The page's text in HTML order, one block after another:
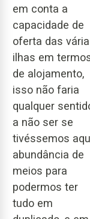
em conta a
capacidade de
oferta das
ilhas em
de alojamento,
isso não faria
qualquer
a não ser se
tivéssemos
abundância de
meios para
podermos ter
tudo em